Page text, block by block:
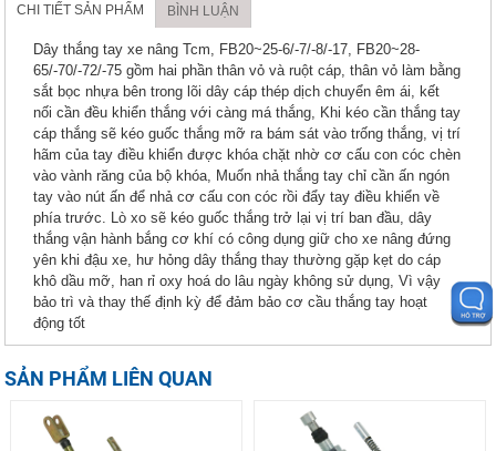
CHI TIẾT SẢN PHẨM BÌNH LUẬN
Dây thắng tay xe nâng Tcm, FB20~25-6/-7/-8/-17, FB20~28-
65/-70/-72/-75 gồm hai phần thân vỏ và ruột cáp, thân vỏ làm bằng
sắt bọc nhựa bên trong lõi dây cáp thép dịch chuyển êm ái, kết
nối cần đều khiển thắng với càng má thắng, Khi kéo cần thắng tay
cáp thắng sẽ kéo guốc thắng mỡ ra bám sát vào trống thắng, vị trí
hãm của tay điều khiển được khóa chặt nhờ cơ cấu con cóc chèn
vào vành răng của bộ khóa, Muốn nhả thắng tay chỉ cần ấn ngón
tay vào nút ấn để nhả cơ cấu con cóc rồi đẩy tay điều khiển về
phía trước. Lò xo sẽ kéo guốc thắng trở lại vị trí ban đầu, dây
thắng vận hành bắng cơ khí có công dụng giữ cho xe nâng đứng
yên khi đậu xe, hư hỏng dây thắng thay thường gặp kẹt do cáp
khô dầu mỡ, han rỉ oxy hoá do lâu ngày không sử dụng, Vì vậy
bảo trì và thay thế định kỳ để đảm bảo cơ cầu thắng tay hoạt
động tốt
SẢN PHẨM LIÊN QUAN